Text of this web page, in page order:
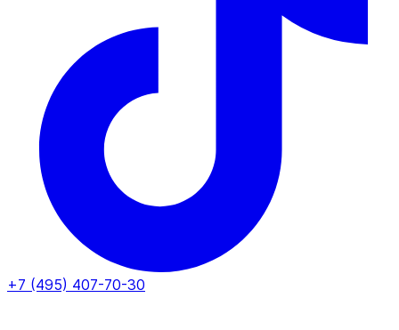
+7 (495) 407-70-30